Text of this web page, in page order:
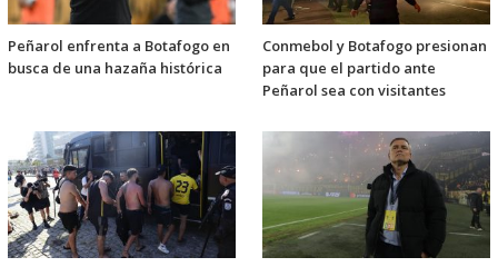
Peñarol enfrenta a Botafogo en
busca de una hazaña histórica
Conmebol y Botafogo presionan
para que el partido ante
Peñarol sea con visitantes